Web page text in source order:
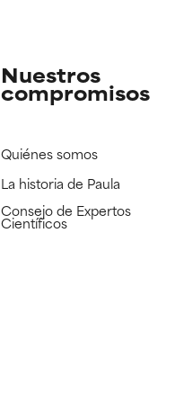
Nuestros
compromisos
Quiénes somos
La historia de Paula
Consejo de Expertos
Científicos